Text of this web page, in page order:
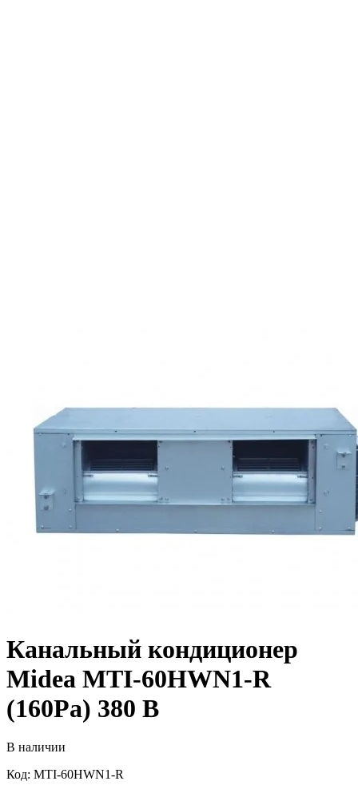
Канальный кондиционер
Midea MTI-60HWN1-R
(160Pa) 380 В
В наличии
Код: MTI-60HWN1-R